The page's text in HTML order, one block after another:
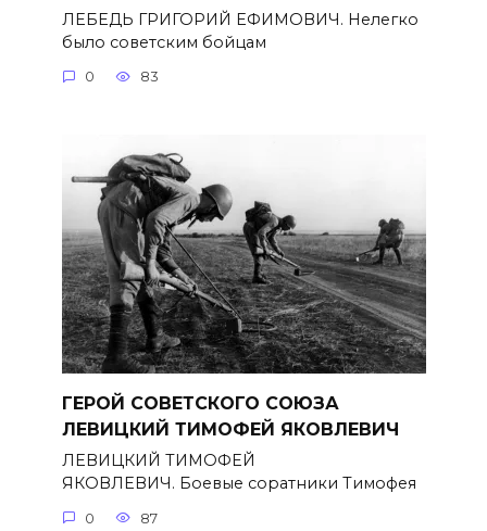
ЛЕБЕДЬ ГРИГОРИЙ ЕФИМОВИЧ. Нелегко
было советским бойцам
0 83
ГЕРОЙ СОВЕТСКОГО СОЮЗА
ЛЕВИЦКИЙ ТИМОФЕЙ ЯКОВЛЕВИЧ
ЛЕВИЦКИЙ ТИМОФЕЙ
ЯКОВЛЕВИЧ. Боевые соратники Тимофея
0 87